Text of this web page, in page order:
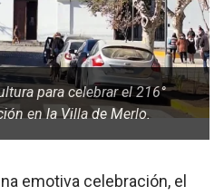
para celebrar el 216°
en la Villa de Merlo.
emotiva celebración, el